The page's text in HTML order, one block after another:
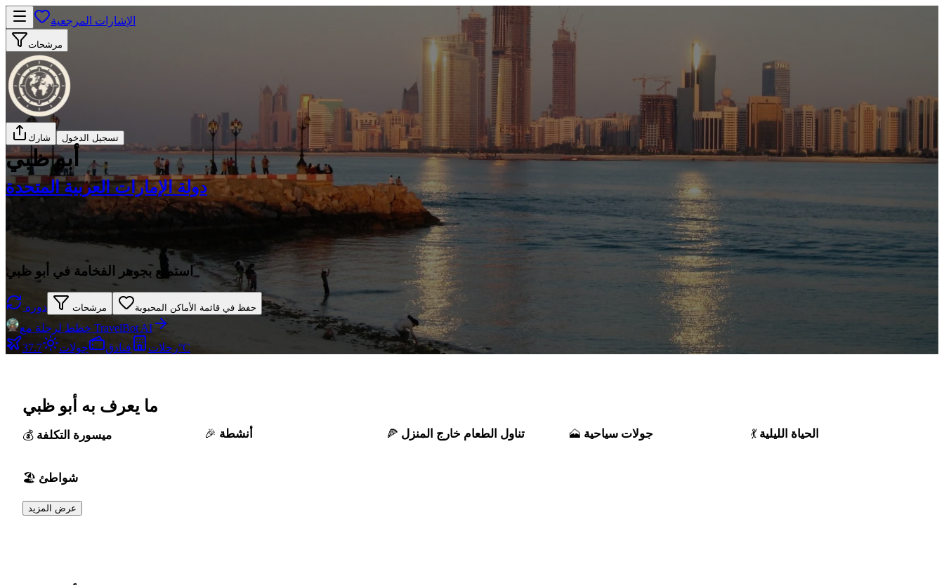
الإشارات المرجعية
مرشحات
شارك تسجيل الدخول
أبو ظبي
دولة الإمارات العربية المتحدة
استمتع بجوهر الفخامة في أبو ظبي
دوره مرشحات حفظ في قائمة الأماكن المحبوبة
خطط لرحلة مع TravelBot AI
رحلات
فنادق جولات 37.7°C
ما يعرف به أبو ظبي
ميسورة التكلفة أنشطة تناول الطعام خارج المنزل جولات سياحية الحياة الليلية
شواطئ
عرض المزيد